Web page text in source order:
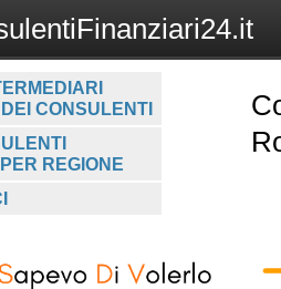
CONSULENTI
REGIONE